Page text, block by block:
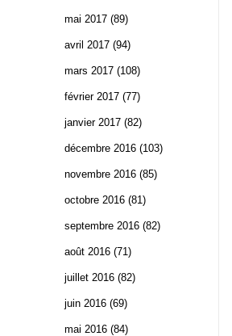
mai 2017 (89)
avril 2017 (94)
mars 2017 (108)
février 2017 (77)
janvier 2017 (82)
décembre 2016 (103)
novembre 2016 (85)
octobre 2016 (81)
septembre 2016 (82)
août 2016 (71)
juillet 2016 (82)
juin 2016 (69)
mai 2016 (84)